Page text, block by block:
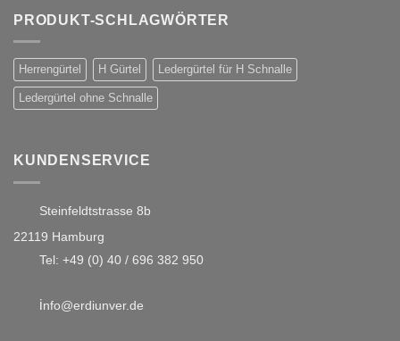
PRODUKT-SCHLAGWÖRTER
Herrengürtel H Gürtel Ledergürtel für H Schnalle
Ledergürtel ohne Schnalle
KUNDENSERVICE
Steinfeldtstrasse 8b
22119 Hamburg
Tel: +49 (0) 40 / 696 382 950
info@erdiunver.de